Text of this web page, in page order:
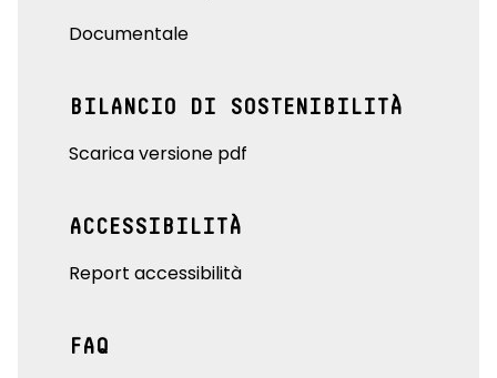
Documentale
BILANCIO DI SOSTENIBILITÀ
Scarica versione pdf
ACCESSIBILITÀ
Report accessibilità
FAQ